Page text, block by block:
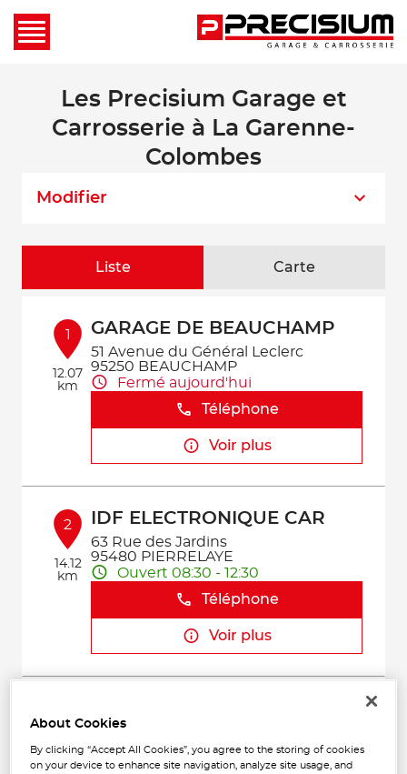
Les Precisium Garage et
Carrosserie à La Garenne-
Colombes
Modifier
Liste Carte
1
12.07
km
GARAGE DE BEAUCHAMP
51 Avenue du Général Leclerc
95250 BEAUCHAMP
Fermé aujourd'hui
Téléphone
Voir plus
2
14.12
km
IDF ELECTRONIQUE CAR
63 Rue des Jardins
95480 PIERRELAYE
Ouvert 08:30 - 12:30
Téléphone
Voir plus
14.59
km
10 BIS AVENUE MIREBEAU
92340 BOURG-LA-REINE
Fermé aujourd'hui
About Cookies
By clicking “Accept All Cookies”, you agree to the storing of cookies
on your device to enhance site navigation, analyze site usage, and